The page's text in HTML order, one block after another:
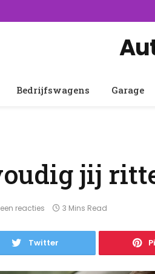
Bedrijfswagens Garage
jij
reacties 3 Mins Read
Twitter